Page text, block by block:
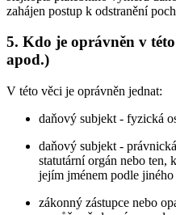
zahájen postup k odstranění
5. Kdo je oprávněn v
apod.)
V této věci je oprávněn jednat:
daňový subjekt - fyzická
daňový subjekt -
statutární orgán nebo ten,
jejím jménem podle
zákonný zástupce nebo